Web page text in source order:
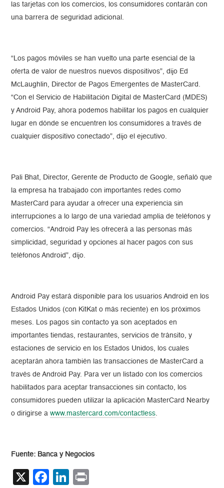
las tarjetas con los comercios, los consumidores contarán con
una barrera de seguridad adicional.
“Los pagos móviles se han vuelto una parte esencial de la
oferta de valor de nuestros nuevos dispositivos”, dijo Ed
McLaughlin, Director de Pagos Emergentes de MasterCard.
“Con el Servicio de Habilitación Digital de MasterCard (MDES)
y Android Pay, ahora podemos habilitar los pagos en cualquier
lugar en dónde se encuentren los consumidores a través de
cualquier dispositivo conectado”, dijo el ejecutivo.
Pali Bhat, Director, Gerente de Producto de Google, señaló que
la empresa ha trabajado con importantes redes como
MasterCard para ayudar a ofrecer una experiencia sin
interrupciones a lo largo de una variedad amplia de teléfonos y
comercios. “Android Pay les ofrecerá a las personas más
simplicidad, seguridad y opciones al hacer pagos con sus
teléfonos Android”, dijo.
Android Pay estará disponible para los usuarios Android en los
Estados Unidos (con KitKat o más reciente) en los próximos
meses. Los pagos sin contacto ya son aceptados en
importantes tiendas, restaurantes, servicios de tránsito, y
estaciones de servicio en los Estados Unidos, los cuales
aceptarán ahora también las transacciones de MasterCard a
través de Android Pay. Para ver un listado con los comercios
habilitados para aceptar transacciones sin contacto, los
consumidores pueden utilizar la aplicación MasterCard Nearby
o dirigirse awww.mastercard.com/contactless
Fuente: Banca y Negocios
X Facebook
LinkedIn